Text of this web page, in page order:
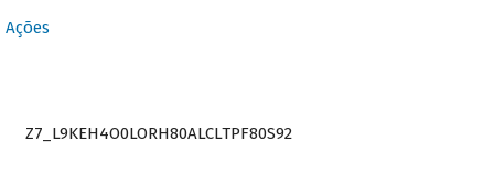
Ações
Z7_L9KEH4O0LORH80ALCLTPF80S92